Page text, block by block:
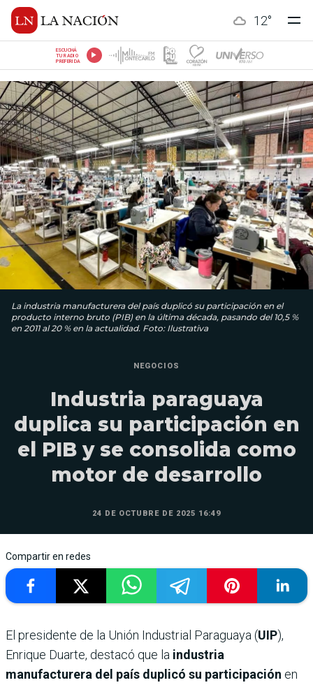
12°
ESCUCHÁ
TU RADIO
PREFERIDA
La industria manufacturera del país duplicó su participación en el
producto interno bruto (PIB) en la última década, pasando del 10,5 %
en 2011 al 20 % en la actualidad. Foto: Ilustrativa
NEGOCIOS
Industria paraguaya
duplica su participación en
el PIB y se consolida como
motor de desarrollo
24 DE OCTUBRE DE 2025 16:49
Compartir en redes
El presidente de la Unión Industrial Paraguaya (UIP),
Enrique Duarte, destacó que la industria
manufacturera del país duplicó su participación en